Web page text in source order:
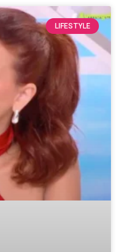
LIFESTYLE